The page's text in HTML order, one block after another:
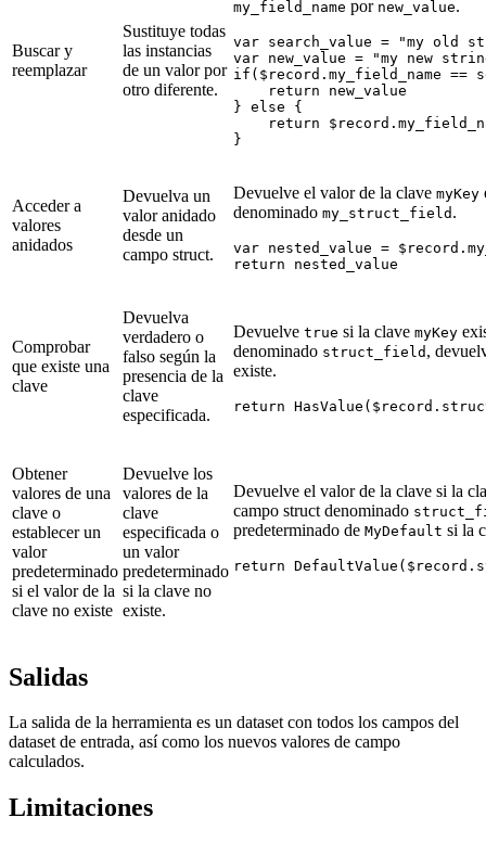
Buscar y
reemplazar
Sustituye todas
las instancias
de un valor por
otro diferente.
my_field_name por new_value.
var search_value = "my old
var new_value = "my new
if($record.my_field_name ==
    return new_value
} else {
return
Acceder a
valores
anidados
Devuelva un
valor anidado
desde un
campo struct.
Devuelve el valor de la clave myKey
denominado my_struct_field .
var nested_value =
Comprobar
que existe una
clave
Devuelva
verdadero o
falso según la
presencia de la
clave
especificada.
Devuelve true si la clave myKey
denominado struct_field ,
existe.
Obtener
valores de una
clave o
establecer un
valor
predeterminado
si el valor de la
clave no existe
Devuelve los
valores de la
clave
especificada o
un valor
predeterminado
si la clave no
existe.
Devuelve el valor de la clave si la
campo struct denominado
predeterminado de MyDefault si la
return
Salidas
La salida de la herramienta es un dataset con todos los campos del
dataset de entrada, así como los nuevos valores de campo
calculados.
Limitaciones